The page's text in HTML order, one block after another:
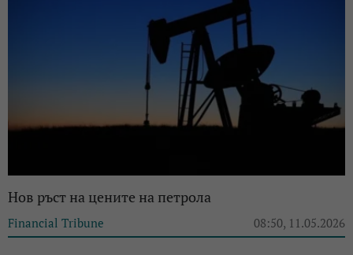
Нов ръст на цените на петрола
Financial Tribune 08:50, 11.05.2026